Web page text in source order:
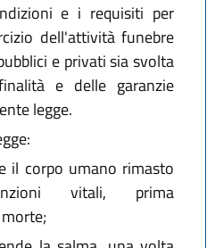
e i requisiti per
dell'attività funebre
e privati sia svolta
e delle garanzie
legge.
il corpo umano rimasto
vitali, prima